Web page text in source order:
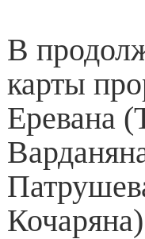
В
карты
Еревана